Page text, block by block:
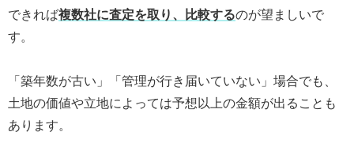
できれば複数社に査定を取り、比較するのが望ましいで
す。
「築年数が古い」「管理が行き届いていない」場合でも、
土地の価値や立地によっては予想以上の金額が出ることも
あります。